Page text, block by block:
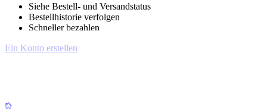
Siehe Bestell- und Versandstatus
Bestellhistorie verfolgen
Schneller bezahlen
Ein Konto erstellen